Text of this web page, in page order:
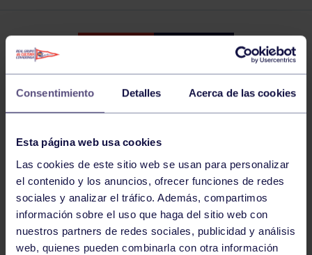
Consentimiento Detalles Acerca de las cookies
Esta página web usa cookies
Las cookies de este sitio web se usan para personalizar
el contenido y los anuncios, ofrecer funciones de redes
sociales y analizar el tráfico. Además, compartimos
información sobre el uso que haga del sitio web con
nuestros partners de redes sociales, publicidad y análisis
web, quienes pueden combinarla con otra información
Balonmano 03 MAR 2019